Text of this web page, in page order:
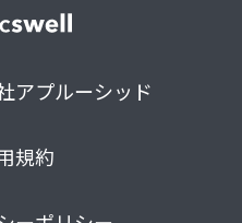
アプルーシッド
規約